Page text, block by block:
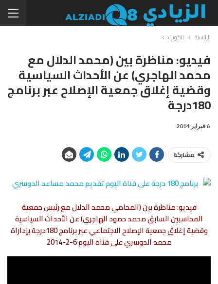
الرئيسية الكويت
فيديو: مناظرة بين (محمد الدلال مع
محمد الهاجري) عن الأحداث السياسية
وقضية إغلاق جمعية الإصلاح عبر برنامج
180درجة
6 فبراير 2014
مشاركة
فيديو: مناظرة بين (المحامي محمد الدلال مع رئيس جمعية
المحاسبين السابق محمد حمود الهاجري) عن الأحداث السياسية
وقضية إغلاق جمعية الإصلاح الاجتماعي عبر برنامج 180درجة بإداراة
محمد الدوسري على قناة اليوم 6-2-2014